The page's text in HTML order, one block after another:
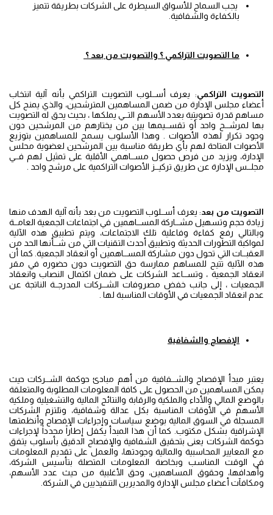
يجب السماح للأسواق السيطرة على الشركات بطريقة تتميز
بالكفاءة والشفافية.
ما التصويت التراكمي ؟ والتصويت من بعد ؟
التصويت التراكمي: يعرف أســلوب التصويت التراكمي بأنه آلية انتخاب
أعضاء مجلس الإدارة من ضمن المساهمين المترشحين، والذي يمنح كل
مساهم قدرة تصويتية بعدد الأسهم التــي يملكها ، بحيث يحق له التصويت
بها لمرشــح واحد أو تقســيمها بين من يختارهم من المرشحين دون
وجود تكرار لهذه الأصوات . وهذا الأسلوب يسمح للمساهمين بتوزيع
الأصوات المتاحة لهم بأي طريقة مناسبة بين المرشحين لعضوية محلس
الإدارة، ويزيد من فرص حصول مســاهمي الأقلية على تمثيل لهم فــي
مجلــس الإدارة عن طريق تركيــز الأصوات التراكمية على مرشح واحد .
التصويت من بعد: يعرف أســلوب التصويت من بعد بأنه آلية الهدف منها
زيادة حجم وتسهيل مشــاركة المســاهمين في اجتماعات الجمعية العامــة
وبالتالي رفع كفاءة وفاعلية تلك الاجتماعات، ويتم تطبيق هذه الآلية
لمواكبة التطورات الحديثة وتطبيق أحدث التقنيات التي من شــأنها الحد من
العقبــات التي تحول دون مشاركة المســاهمين أو انعقاد الجمعية. كما أن
هذه الآلية تتيح للمساهم ممارسة حق التصويت دون حضوره في مقر
انعقاد الجمعية ، وتســاعد الشركات على ضمان اكتمال النصاب وانعقاد
الجمعيات ، إلى جانب خفض مصروفات الشــركات المدرجــة الناتجة عن
عدم انعقاد الجمعيات في الأوقات المناسبة لها .
الإفصاح والشفافية
يعتبر مبدأ الإفصاح والشــفافية من أهم مبادئ حوكمة الشــركات حيث
يمكن المساهمين من الحصول على كافة المعلومات المطلوبة والمتعلقة
بالوضع المالي والأداء والملكية والرقابة والنتائج المالية والتشغيلية وملكية
الأسهم في الأوقات المناسبة بكل عدالة وشفافية، وتلتزم الشركات
المسجلة في السوق المالية بوضع سياسات وإجراءات الإفصاح وأنظمتها
الإشراقية بشكل مكتوب. كما أن هذا المبدأ يكفل إطاراً محدداً لإجراءات
حوكمة الشركات يعنى بتحقيق الشفافية والإفصاح الدقيق بأسلوب يتفق
مع المعايير المحاسبية والمالية وجودتها، والعمل على تقديم المعلومات
في الوقت المناسب وبخاصة المعلومات المتصلة بتأسيس الشركة،
وأهدافها، وحقوق المساهمين، وحق الأغلبية من حيث عدد الأسهم،
ومكافآت أعضاء مجلس الإدارة والمديرين التنفيذيين في الشركة.